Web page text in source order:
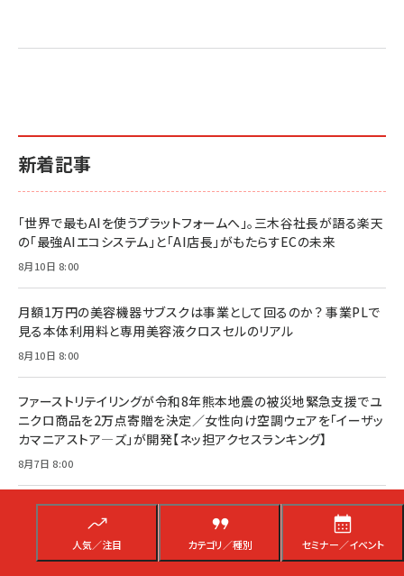
人気／注目 カテゴリ／種別 セミナー／イベント
新着記事
「世界で最もAIを使うプラットフォームへ」。三木谷社長が語る楽天
の「最強AIエコシステム」と「AI店長」がもたらすECの未来
8月10日 8:00
月額1万円の美容機器サブスクは事業として回るのか？ 事業PLで
見る本体利用料と専用美容液クロスセルのリアル
8月10日 8:00
ファーストリテイリングが令和8年熊本地震の被災地緊急支援でユ
ニクロ商品を2万点寄贈を決定／女性向け空調ウェアを「イーザッ
カマニアストア―ズ」が開発【ネッ担アクセスランキング】
8月7日 8:00
「楽天市場」がAI戦略を公開。「AI店長」「バーチャル試着」「RMSバ
ナー画像生成」の全ぼう【Rakuten AI Optimismレポート】
8月7日 7:00